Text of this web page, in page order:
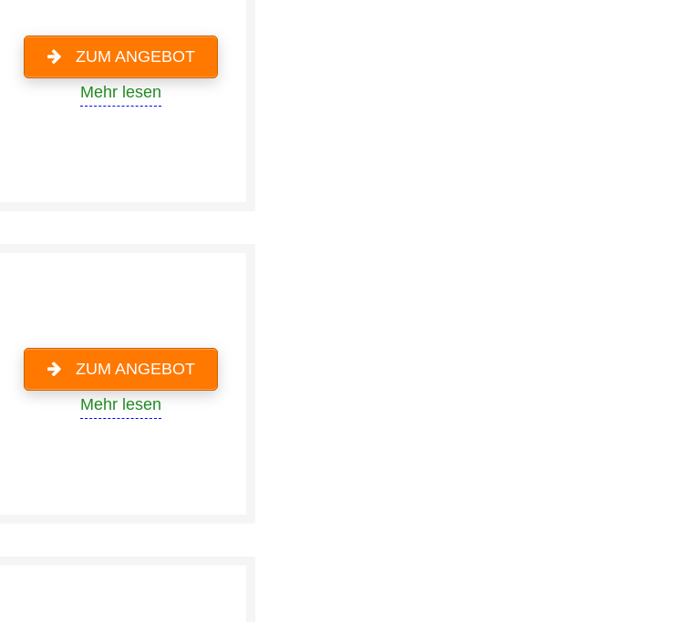
ZUM ANGEBOT
Mehr lesen
ZUM ANGEBOT
Mehr lesen